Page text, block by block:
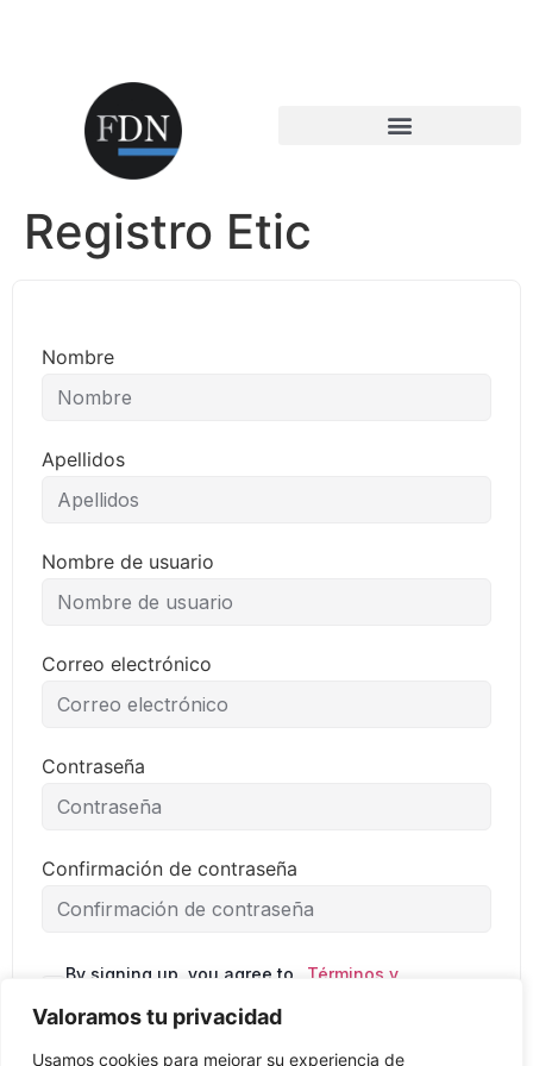
Valoramos tu privacidad
Usamos cookies para mejorar su experiencia de
Registro Etic
Nombre
Apellidos
Nombre de usuario
Correo electrónico
Contraseña
Confirmación de contraseña
By signing up, you agree to
Términos y